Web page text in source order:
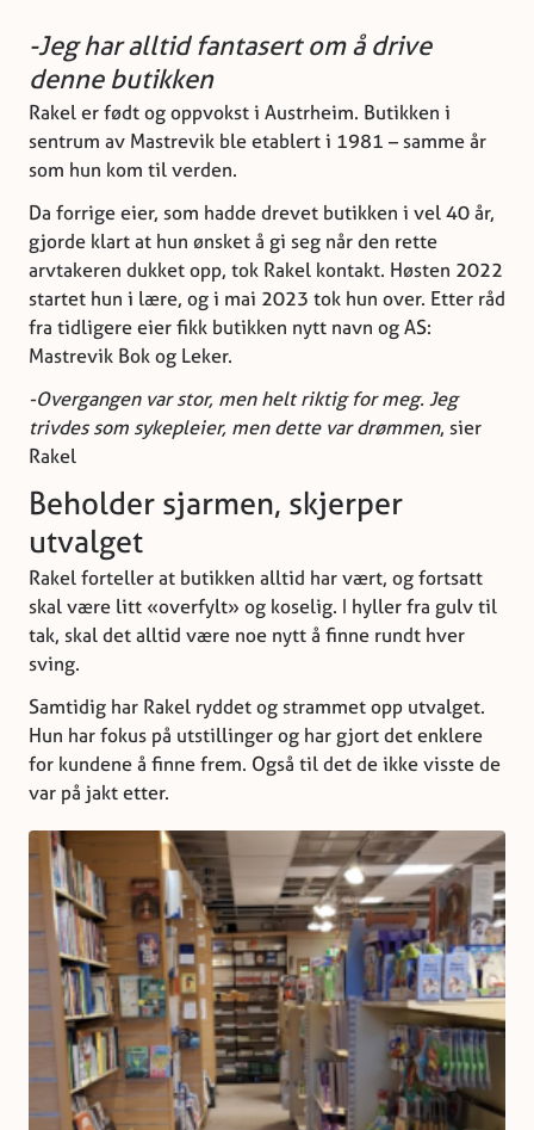
-Jeg har alltid fantasert om å drive
denne butikken
Rakel er født og oppvokst i Austrheim. Butikken i
sentrum av Mastrevik ble etablert i 1981 – samme år
som hun kom til verden.
Da forrige eier, som hadde drevet butikken i vel 40 år,
gjorde klart at hun ønsket å gi seg når den rette
arvtakeren dukket opp, tok Rakel kontakt. Høsten 2022
startet hun i lære, og i mai 2023 tok hun over. Etter råd
fra tidligere eier fikk butikken nytt navn og AS:
Mastrevik Bok og Leker.
-Overgangen var stor, men helt riktig for meg. Jeg
trivdes som sykepleier, men dette var drømmen, sier
Rakel
Beholder sjarmen, skjerper
utvalget
Rakel forteller at butikken alltid har vært, og fortsatt
skal være litt «overfylt» og koselig. I hyller fra gulv til
tak, skal det alltid være noe nytt å finne rundt hver
sving.
Samtidig har Rakel ryddet og strammet opp utvalget.
Hun har fokus på utstillinger og har gjort det enklere
for kundene å finne frem. Også til det de ikke visste de
var på jakt etter.